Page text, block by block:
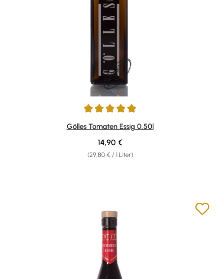
Durchschnittliche Bewertung von 4.92 von 5 Sternen
Gölles Tomaten Essig 0,50l
(29,80 € / 1 Liter)
Regulärer Preis:
14,90 €